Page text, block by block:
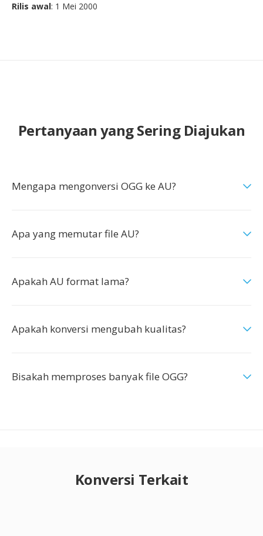
Rilis awal: 1 Mei 2000
Pertanyaan yang Sering Diajukan
Mengapa mengonversi OGG ke AU?
Apa yang memutar file AU?
Apakah AU format lama?
Apakah konversi mengubah kualitas?
Bisakah memproses banyak file OGG?
Konversi Terkait